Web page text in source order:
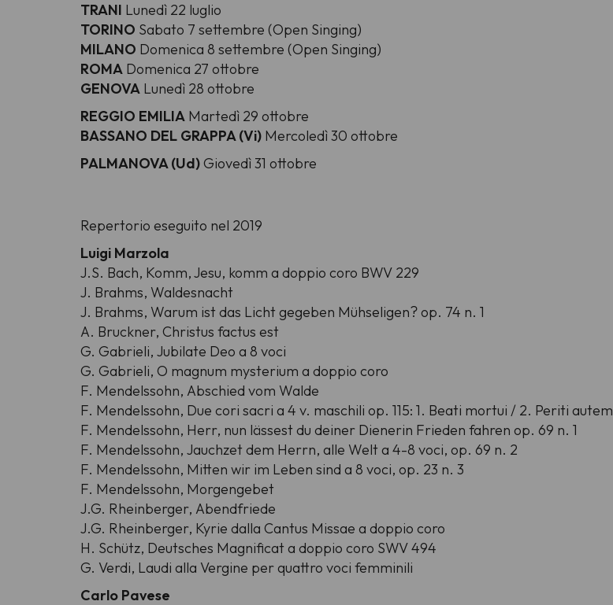
TRANI Lunedì 22 luglio
TORINO Sabato 7 settembre (Open Singing)
MILANO Domenica 8 settembre (Open Singing)
ROMA Domenica 27 ottobre
GENOVA Lunedì 28 ottobre
REGGIO EMILIA Martedì 29 ottobre
BASSANO DEL GRAPPA (Vi) Mercoledì 30 ottobre
PALMANOVA (Ud)Giovedì 31 ottobre
Repertorio eseguito nel 2019
Luigi Marzola
J.S. Bach, Komm, Jesu, komm a doppio coro BWV 229
J. Brahms, Waldesnacht
J. Brahms, Warum ist das Licht gegeben Mühseligen? op. 74 n. 1
A. Bruckner, Christus factus est
G. Gabrieli, Jubilate Deo a 8 voci
G. Gabrieli, O magnum mysterium a doppio coro
F. Mendelssohn, Abschied vom Walde
F. Mendelssohn, Due cori sacri a 4 v. maschili op. 115: 1. Beati mortui / 2. Periti autem
F. Mendelssohn, Herr, nun lässest du deiner Dienerin Frieden fahren op. 69 n. 1
F. Mendelssohn, Jauchzet dem Herrn, alle Welt a 4-8 voci, op. 69 n. 2
F. Mendelssohn, Mitten wir im Leben sind a 8 voci, op. 23 n. 3
F. Mendelssohn, Morgengebet
J.G. Rheinberger, Abendfriede
J.G. Rheinberger, Kyrie dalla Cantus Missae a doppio coro
H. Schütz, Deutsches Magnificat a doppio coro SWV 494
G. Verdi, Laudi alla Vergine per quattro voci femminili
Carlo Pavese